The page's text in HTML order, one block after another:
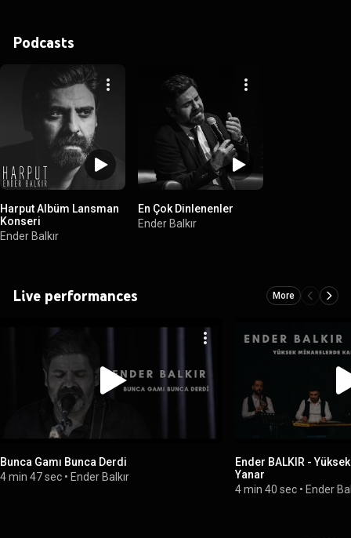
Podcasts
Harput Albüm Lansman
Konseri
Ender Balkır
En Çok Dinlenenler
Ender Balkır
Live performances More
Bunca Gamı Bunca Derdi
4 min 47 sec • Ender Balkır
Ender BALKIR -
Yanar
4 min 40 sec •Ender